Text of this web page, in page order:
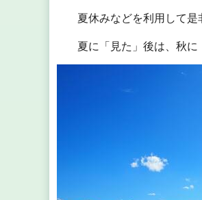
夏休みなどを利用して是
夏に「見た」後は、秋に